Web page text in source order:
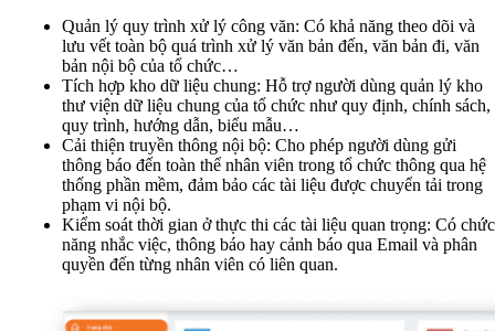
Quản lý quy trình xử lý công văn: Có khả năng theo dõi và
lưu vết toàn bộ quá trình xử lý văn bản đến, văn bản đi, văn
bản nội bộ của tổ chức…
Tích hợp kho dữ liệu chung: Hỗ trợ người dùng quản lý kho
thư viện dữ liệu chung của tổ chức như quy định, chính sách,
quy trình, hướng dẫn, biểu mẫu…
Cải thiện truyền thông nội bộ: Cho phép người dùng gửi
thông báo đến toàn thể nhân viên trong tổ chức thông qua hệ
thống phần mềm, đảm bảo các tài liệu được chuyển tải trong
phạm vi nội bộ.
Kiểm soát thời gian ở thực thi các tài liệu quan trọng: Có chức
năng nhắc việc, thông báo hay cảnh báo qua Email và phân
quyền đến từng nhân viên có liên quan.